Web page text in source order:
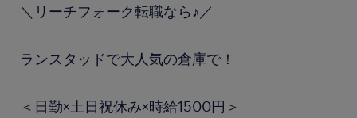
＼リーチフォーク転職なら♪／
ランスタッドで大人気の倉庫で！
＜日勤×土日祝休み×時給1500円＞